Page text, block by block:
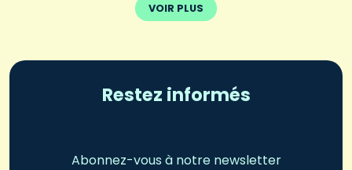
VOIR PLUS
Restez informés
Abonnez-vous à notre newsletter